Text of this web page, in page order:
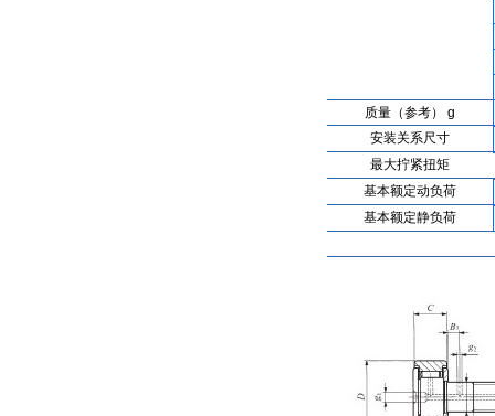
质量（参考） g
安装关系尺寸
最大拧紧扭矩
基本额定动负荷
基本额定静负荷